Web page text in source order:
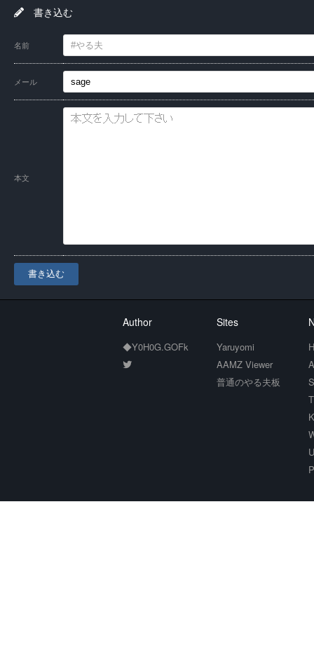
書き込む
名前
メール
本文
書き込む
Author
◆Y0H0G.GOFk
Sites
Yaruyomi
AAMZ Viewer
普通のやる夫板